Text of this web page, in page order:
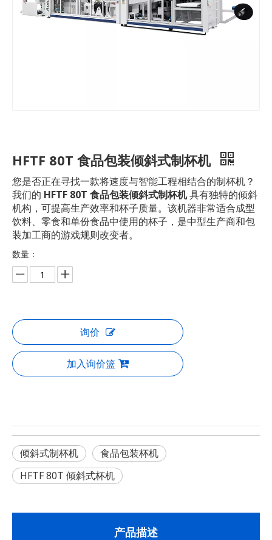
HFTF 80T 食品包装倾斜式制杯机
您是否正在寻找一款将速度与智能工程相结合的制杯机？
我们的 HFTF 80T 食品包装倾斜式制杯机具有独特的倾斜
机构，可提高生产效率和杯子质量。该机器非常适合成型
饮料、零食和单份食品中使用的杯子，是中型生产商和包
装加工商的游戏规则改变者。
数量：
询价
加入询价篮
倾斜式制杯机
食品包装杯机
HFTF 80T 倾斜式杯机
产品描述